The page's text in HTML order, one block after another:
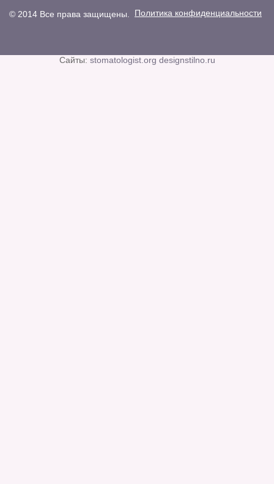
© 2014 Все права защищены. Политика конфиденциальности
Сайты: stomatologist.org designstilno.ru